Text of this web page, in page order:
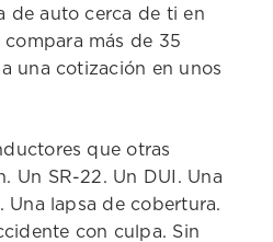
de auto cerca de ti en
más de 35
una cotización en unos
que otras
Un SR-22. Un DUI. Una
Una lapsa de cobertura.
con culpa. Sin